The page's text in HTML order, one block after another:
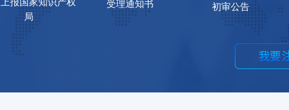
报国家知识产权
局
受理通知书
初审公告